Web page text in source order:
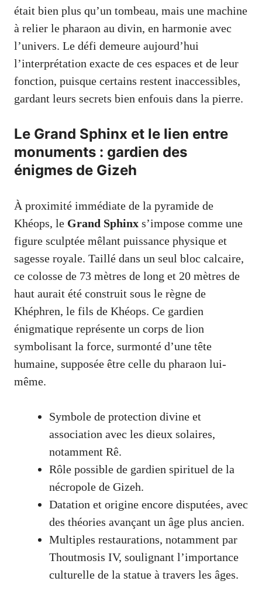
était bien plus qu’un tombeau, mais une machine
à relier le pharaon au divin, en harmonie avec
l’univers. Le défi demeure aujourd’hui
l’interprétation exacte de ces espaces et de leur
fonction, puisque certains restent inaccessibles,
gardant leurs secrets bien enfouis dans la pierre.
Le Grand Sphinx et le lien entre
monuments : gardien des
énigmes de Gizeh
À proximité immédiate de la pyramide de
Khéops, le Grand Sphinx s’impose comme une
figure sculptée mêlant puissance physique et
sagesse royale. Taillé dans un seul bloc calcaire,
ce colosse de 73 mètres de long et 20 mètres de
haut aurait été construit sous le règne de
Khéphren, le fils de Khéops. Ce gardien
énigmatique représente un corps de lion
symbolisant la force, surmonté d’une tête
humaine, supposée être celle du pharaon lui-
même.
Symbole de protection divine et
association avec les dieux solaires,
notamment Rê.
Rôle possible de gardien spirituel de la
nécropole de Gizeh.
Datation et origine encore disputées, avec
des théories avançant un âge plus ancien.
Multiples restaurations, notamment par
Thoutmosis IV, soulignant l’importance
culturelle de la statue à travers les âges.